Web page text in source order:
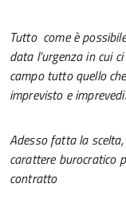
Tutto come è
data l’urgenza in cui
campo tutto quello
imprevisto e
Adesso fatta la
carattere burocratico
contratto